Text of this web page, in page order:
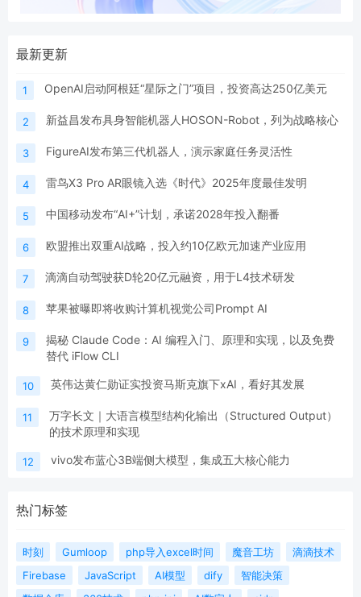
最新更新
1 OpenAI启动阿根廷“星际之门”项目，投资高达250亿美元
2 新益昌发布具身智能机器人HOSON-Robot，列为战略核心
3 FigureAI发布第三代机器人，演示家庭任务灵活性
4 雷鸟X3 Pro AR眼镜入选《时代》2025年度最佳发明
5 中国移动发布“AI+”计划，承诺2028年投入翻番
6 欧盟推出双重AI战略，投入约10亿欧元加速产业应用
7 滴滴自动驾驶获D轮20亿元融资，用于L4技术研发
8 苹果被曝即将收购计算机视觉公司Prompt AI
9
揭秘 Claude Code：AI 编程入门、原理和实现，以及免费
替代 iFlow CLI
10 英伟达黄仁勋证实投资马斯克旗下xAI，看好其发展
11
万字长文｜大语言模型结构化输出（Structured Output）
的技术原理和实现
12 vivo发布蓝心3B端侧大模型，集成五大核心能力
热门标签
时刻 Gumloop php导入excel时间 魔音工坊
滴滴技术
Firebase
JavaScript AI模型 dify
智能决策